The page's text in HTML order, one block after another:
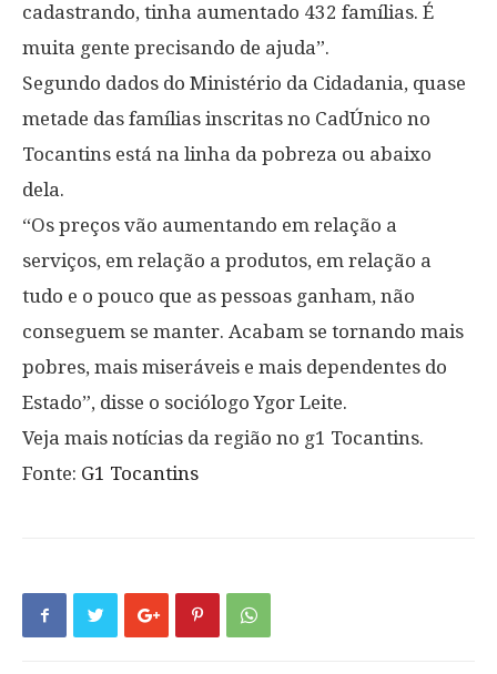
cadastrando, tinha aumentado 432 famílias. É
muita gente precisando de ajuda”.
Segundo dados do Ministério da Cidadania, quase
metade das famílias inscritas no CadÚnico no
Tocantins está na linha da pobreza ou abaixo
dela.
“Os preços vão aumentando em relação a
serviços, em relação a produtos, em relação a
tudo e o pouco que as pessoas ganham, não
conseguem se manter. Acabam se tornando mais
pobres, mais miseráveis e mais dependentes do
Estado”, disse o sociólogo Ygor Leite.
Veja mais notícias da região no g1 Tocantins.
Fonte: G1 Tocantins